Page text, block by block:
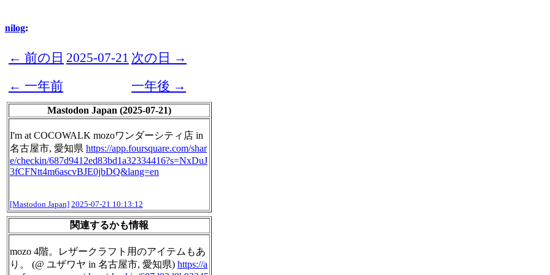
nilog:
← 前の日 2025-07-21 次の日 →
← 一年前
一年後 →
Mastodon Japan (2025-07-21)
I'm at COCOWALK mozoワンダーシティ店 in
名古屋市, 愛知県 https://app.foursquare.com/shar
e/checkin/687d9412ed83bd1a32334416?s=NxDuJ
3fCFNtt4m6ascvBJE0jbDQ&lang=en
[Mastodon Japan] 2025-07-21 10:13:12
関連するかも情報
mozo 4階。レザークラフト用のアイテムもあ
り。 (@ ユザワヤ in 名古屋市, 愛知県) https://a